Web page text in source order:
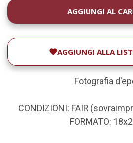
DISPONIBILITÀ
ATTUALE:
AGGIUNGI ALLA
Fotografia
CONDIZIONI: FAIR
FORMATO: